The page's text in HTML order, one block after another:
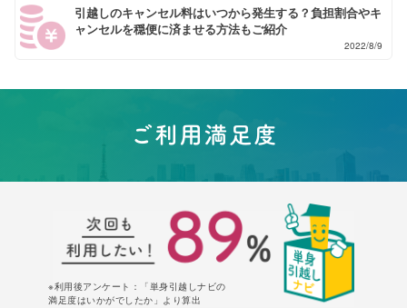
引越しのキャンセル料はいつから発生する？負担割合やキ
ャンセルを穏便に済ませる方法もご紹介
2022/8/9
※利用後アンケート：「単身引越しナビの
満足度はいかがでしたか」より算出